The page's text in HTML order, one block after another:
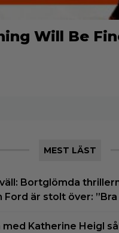
Will Be
MEST LÄST
Bortglömda
Ford är stolt över: ”Bra
med Katherine Heigl